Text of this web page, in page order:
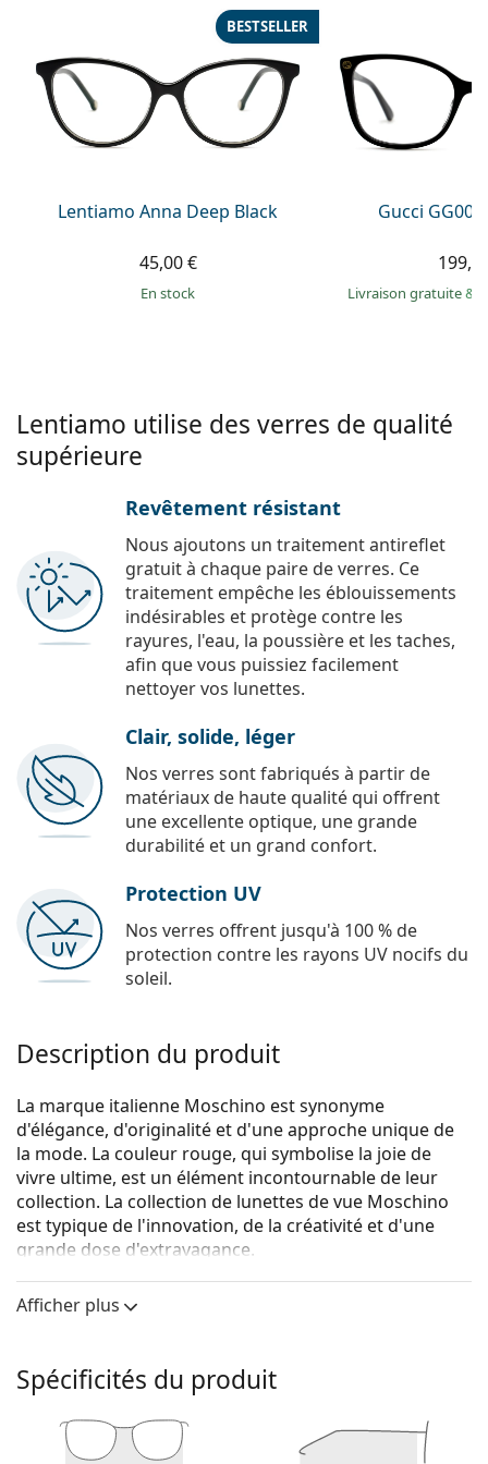
Prada
Toutes les marques
Lentiamo Anna Deep Black
BESTSELLER
45,00 €
en stock
Gucci
Livraison gratuite&
Lentiamo utilise des verres de qualité
supérieure
Revêtement résistant
Nous ajoutons un traitement antireflet
gratuit à chaque paire de verres. Ce
traitement empêche les éblouissements
indésirables et protège contre les
rayures, l'eau, la poussière et les taches,
afin que vous puissiez facilement
nettoyer vos lunettes.
Clair, solide, léger
Nos verres sont fabriqués à partir de
matériaux de haute qualité qui offrent
une excellente optique, une grande
durabilité et un grand confort.
Protection UV
Nos verres offrent jusqu'à 100 % de
protection contre les rayons UV nocifs du
soleil.
Description du produit
La marque italienne Moschino est synonyme
d'élégance, d'originalité et d'une approche unique de
la mode. La couleur rouge, qui symbolise la joie de
vivre ultime, est un élément incontournable de leur
collection. La collection de lunettes de vue Moschino
est typique de l'innovation, de la créativité et d'une
grande dose d'extravagance.
Moschino Love MOL564 807 18 53sont des lunettes
pour femmes.
la fonction d'essai virtuel de Lentiamo.
La couleur noire de la monture s'accorde
Afficher plus
Spécificités du produit